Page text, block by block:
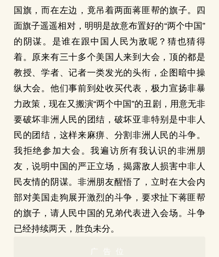
国旗，而在左边，竟吊着两面蒋匪帮的旗子。四
面旗子遥遥相对，明明是故意布置好的“两个中国”
的阴谋。是谁在跟中国人民为敌呢？猜也猜得
着。原来有三十多个美国人来到大会，顶的都是
教授、学者、记者一类发光的头衔，企图暗中操
纵大会。他们事前到处收买代表，极力宣扬非暴
力政策，现在又搬演“两个中国”的丑剧，用意无非
要破坏非洲人民的团结，破坏亚非特别是中非人
民的团结，这样来麻痹、分割非洲人民的斗争。
我拒绝参加大会。我遍访所有我认识的非洲朋
友，说明中国的严正立场，揭露敌人损害中非人
民友情的阴谋。非洲朋友醒悟了，立时在大会内
部对美国走狗展开激烈的斗争，要求扯下蒋匪帮
的旗子，请人民中国的兄弟代表进入会场。斗争
已经持续两天，胜负未分。
广告位